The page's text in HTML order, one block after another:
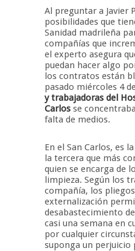
Al preguntar a Javier
posibilidades que
Sanidad madrileña
compañías que
el experto asegura
puedan hacer algo
los contratos están
pasado miércoles 4
y trabajadoras del
Carlos se
falta de medios.
En el San Carlos, es
la tercera que más
quien se encarga de
limpieza. Según los
compañía, los
externalización
desabastecimiento
casi una semana en
por cualquier
suponga un perjuicio